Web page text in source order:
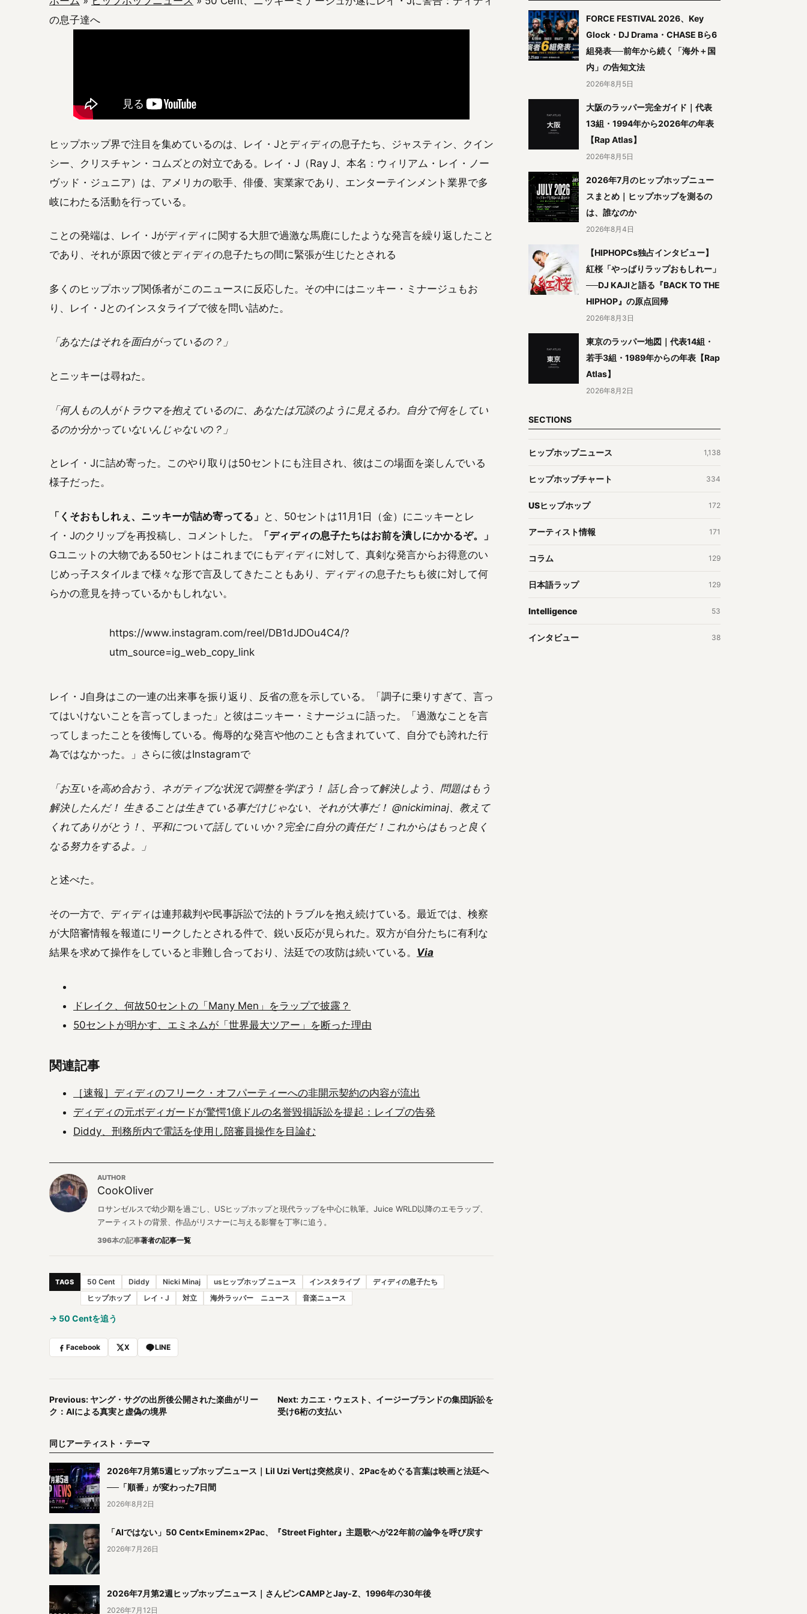
の息子達へ
ヒップホップ界で注目を集めているのは、レイ・Jとディディの息子たち、ジャスティン、クイン
シー、クリスチャン・コムズとの対立である。レイ・J（Ray J、本名：ウィリアム・レイ・ノー
ヴッド・ジュニア）は、アメリカの歌手、俳優、実業家であり、エンターテインメント業界で多
岐にわたる活動を行っている。
ことの発端は、レイ・Jがディディに関する大胆で過激な馬鹿にしたような発言を繰り返したこと
であり、それが原因で彼とディディの息子たちの間に緊張が生じたとされる
多くのヒップホップ関係者がこのニュースに反応した。その中にはニッキー・ミナージュもお
り、レイ・Jとのインスタライブで彼を問い詰めた。
「あなたはそれを面白がっているの？」
とニッキーは尋ねた。
「何人もの人がトラウマを抱えているのに、あなたは冗談のように見えるわ。自分で何をしてい
るのか分かっていないんじゃないの？」
とレイ・Jに詰め寄った。このやり取りは50セントにも注目され、彼はこの場面を楽しんでいる
様子だった。
「くそおもしれぇ、ニッキーが詰め寄ってる」 と、50セントは11月1日（金）にニッキーとレ
イ・Jのクリップを再投稿し、コメントした。
「ディディの息子たちはお前を潰しにかかるぞ。」
Gユニットの大物である50セントはこれまでにもディディに対して、真剣な発言からお得意のい
じめっ子スタイルまで様々な形で言及してきたこともあり、ディディの息子たちも彼に対して何
らかの意見を持っているかもしれない。
https://www.instagram.com/reel/DB1dJDOu4C4/?
utm_source=ig_web_copy_link
レイ・J自身はこの一連の出来事を振り返り、反省の意を示している。「調子に乗りすぎて、言っ
てはいけないことを言ってしまった」と彼はニッキー・ミナージュに語った。「過激なことを言
ってしまったことを後悔している。侮辱的な発言や他のことも含まれていて、自分でも誇れた行
為ではなかった。」さらに彼はInstagramで
「お互いを高め合おう、ネガティブな状況で調整を学ぼう！ 話し合って解決しよう、問題はもう
解決したんだ！ 生きることは生きている事だけじゃない、それが大事だ！ @nickiminaj、教えて
くれてありがとう！、平和について話していいか？完全に自分の責任だ！これからはもっと良く
なる努力をするよ。」
と述べた。
その一方で、ディディは連邦裁判や民事訴訟で法的トラブルを抱え続けている。最近では、検察
が大陪審情報を報道にリークしたとされる件で、鋭い反応が見られた。双方が自分たちに有利な
結果を求めて操作をしていると非難し合っており、法廷での攻防は続いている。 Via
ドレイク、何故50セントの「Many Men」をラップで披露？
50セントが明かす、エミネムが「世界最大ツアー」を断った理由
関連記事
［速報］ディディのフリーク・オフパーティーへの非開示契約の内容が流出
ディディの元ボディガードが驚愕1億ドルの名誉毀損訴訟を提起：レイプの告発
Diddy、刑務所内で電話を使用し陪審員操作を目論む
AUTHOR
CookOliver
ロサンゼルスで幼少期を過ごし、USヒップホップと現代ラップを中心に執筆。Juice WRLD以降のエモラップ、
アーティストの背景、作品がリスナーに与える影響を丁寧に追う。
396本の記事著者の記事一覧
TAGS 50 Cent Diddy Nicki Minaj usヒップホップ ニュース インスタライブ
ディディの息子たち
ヒップホップ
レイ・J 対立 海外ラッパー ニュース 音楽ニュース
→ 50 Centを追う
Facebook X LINE
Previous: ヤング・サグの出所後公開された楽曲がリー
ク：AIによる真実と虚偽の境界
Next: カニエ・ウェスト、イージーブランドの集団訴訟を
受け6桁の支払い
同じアーティスト・テーマ
2026年7月第5週ヒップホップニュース｜Lil Uzi Vertは突然戻り、2Pacをめぐる言葉は映画と法廷へ
──「順番」が変わった7日間
2026年8月2日
「AIではない」50 Cent×Eminem×2Pac、『Street Fighter』主題歌へが22年前の論争を呼び戻す
2026年7月26日
2026年7月第2週ヒップホップニュース｜さんピンCAMPとJay-Z、1996年の30年後
2026年7月12日
FORCE FESTIVAL 2026、Key
Glock・DJ Drama・CHASE Bら6
組発表──前年から続く「海外＋国
内」の告知文法
2026年8月5日
大阪のラッパー完全ガイド｜代表
13組・1994年から2026年の年表
【Rap Atlas】
2026年8月5日
2026年7月のヒップホップニュー
スまとめ｜ヒップホップを測るの
は、誰なのか
2026年8月4日
【HIPHOPCs独占インタビュー】
紅桜「やっぱりラップおもしれー」
──DJ KAJIと語る『BACK TO THE
HIPHOP』の原点回帰
2026年8月3日
東京のラッパー地図｜代表14組・
若手3組・1989年からの年表【Rap
Atlas】
2026年8月2日
SECTIONS
ヒップホップニュース 1,138
ヒップホップチャート 334
USヒップホップ 172
アーティスト情報 171
コラム 129
日本語ラップ 129
Intelligence 53
インタビュー 38